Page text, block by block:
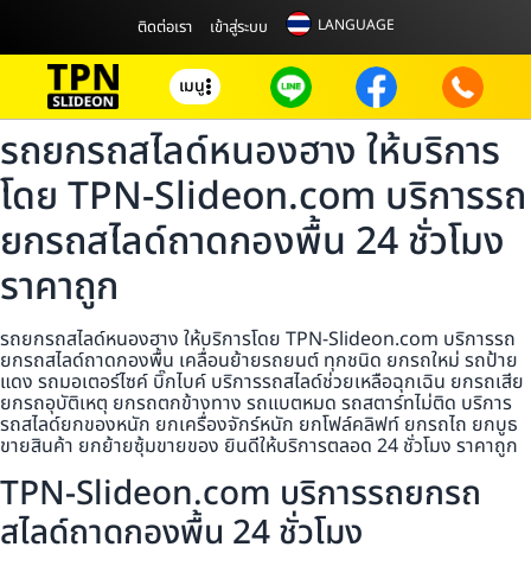
ติดต่อเรา เข้าสู่ระบบ LANGUAGE
เมนู
รถยกรถสไลด์หนองฮาง ให้บริการ
โดย TPN-Slideon.com บริการรถ
ยกรถสไลด์ถาดกองพื้น 24 ชั่วโมง
ราคาถูก
รถยกรถสไลด์หนองฮาง ให้บริการโดย TPN-Slideon.com บริการรถ
ยกรถสไลด์ถาดกองพื้น เคลื่อนย้ายรถยนต์ ทุกชนิด ยกรถใหม่ รถป้าย
แดง รถมอเตอร์ไซค์ บิ๊กไบค์ บริการรถสไลด์ช่วยเหลือฉุกเฉิน ยกรถเสีย
ยกรถอุบัติเหตุ ยกรถตกข้างทาง รถแบตหมด รถสตาร์ทไม่ติด บริการ
รถสไลด์ยกของหนัก ยกเครื่องจักร์หนัก ยกโฟล์คลิฟท์ ยกรถไถ ยกบูธ
ขายสินค้า ยกย้ายซุ้มขายของ ยินดีให้บริการตลอด 24 ชั่วโมง ราคาถูก
TPN-Slideon.com บริการรถยกรถ
สไลด์ถาดกองพื้น 24 ชั่วโมง